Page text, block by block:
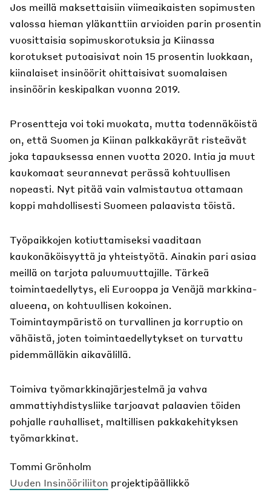
Jos meillä maksettaisiin viimeaikaisten sopimusten
valossa hieman yläkanttiin arvioiden parin prosentin
vuosittaisia sopimuskorotuksia ja Kiinassa
korotukset putoaisivat noin 15 prosentin luokkaan,
kiinalaiset insinöörit ohittaisivat suomalaisen
insinöörin keskipalkan vuonna 2019.
Prosentteja voi toki muokata, mutta todennäköistä
on, että Suomen ja Kiinan palkkakäyrät risteävät
joka tapauksessa ennen vuotta 2020. Intia ja muut
kaukomaat seurannevat perässä kohtuullisen
nopeasti. Nyt pitää vain valmistautua ottamaan
koppi mahdollisesti Suomeen palaavista töistä.
Työpaikkojen kotiuttamiseksi vaaditaan
kaukonäköisyyttä ja yhteistyötä. Ainakin pari asiaa
meillä on tarjota paluumuuttajille. Tärkeä
toimintaedellytys, eli Eurooppa ja Venäjä markkina-
alueena, on kohtuullisen kokoinen.
Toimintaympäristö on turvallinen ja korruptio on
vähäistä, joten toimintaedellytykset on turvattu
pidemmälläkin aikavälillä.
Toimiva työmarkkinajärjestelmä ja vahva
ammattiyhdistysliike tarjoavat palaavien töiden
pohjalle rauhalliset, maltillisen pakkakehityksen
työmarkkinat.
Tommi Grönholm
Uuden Insinööriliiton projektipäällikkö